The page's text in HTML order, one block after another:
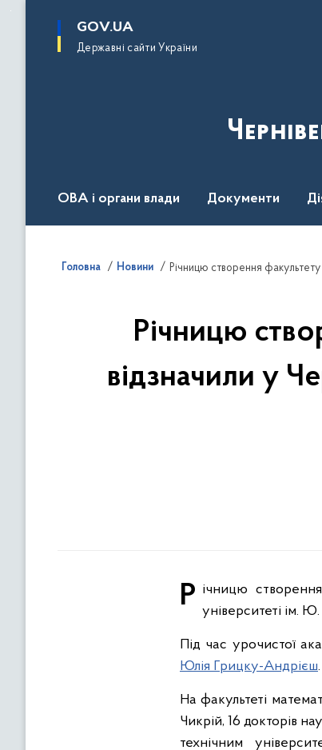
основного
GOV.UA
Державні сайти України
ОВА і органи влади Документи
Головна Новини
Річницю
відзначили у
Річницю створення факультету математики та інформатики відзначили у Чернівецькому національному університеті ім.
Під час урочистої
Юлія Грицку-Андрієш.
На факультеті
Чикрій, 16 докторів
технічним